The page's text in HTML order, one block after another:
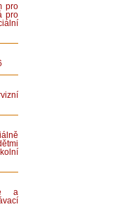
pro
pro
a